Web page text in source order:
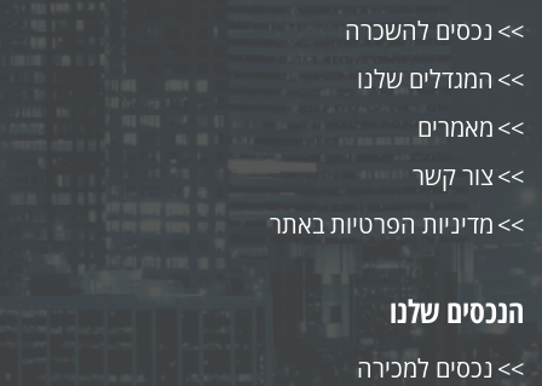
נכסים להשכרה
המגדלים שלנו
מאמרים
צור קשר
מדיניות הפרטיות באתר
הנכסים שלנו
נכסים למכירה